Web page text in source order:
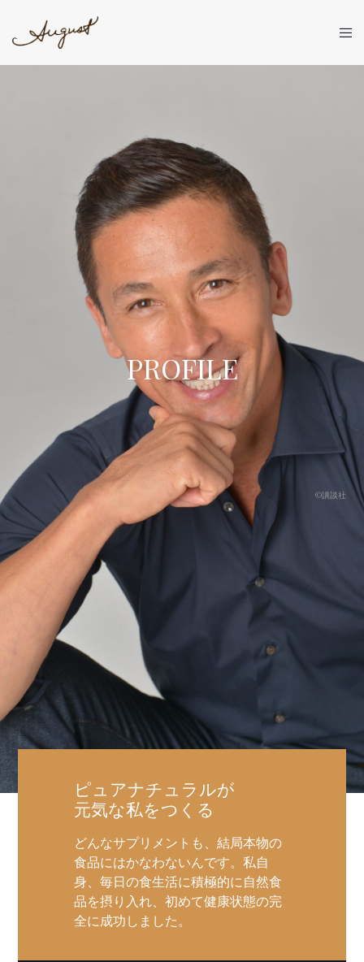
PROFILE
©講談社
ピュアナチュラルが
元気な私をつくる
どんなサプリメントも、結局本物の
食品にはかなわないんです。私自
身、毎日の食生活に積極的に自然食
品を摂り入れ、初めて健康状態の完
全に成功しました。